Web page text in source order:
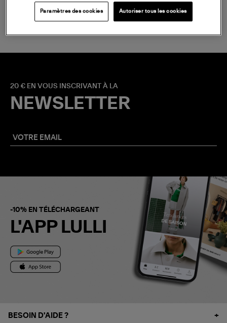
LIVRAISON GRATUITE
à partir de 150 € d'achat*
20 € EN VOUS INSCRIVANT À LA
NEWSLETTER
-10% EN TÉLÉCHARGEANT
L'APP LULLI
BESOIN D'AIDE ?
Paramètres des cookies Autoriser tous les cookies